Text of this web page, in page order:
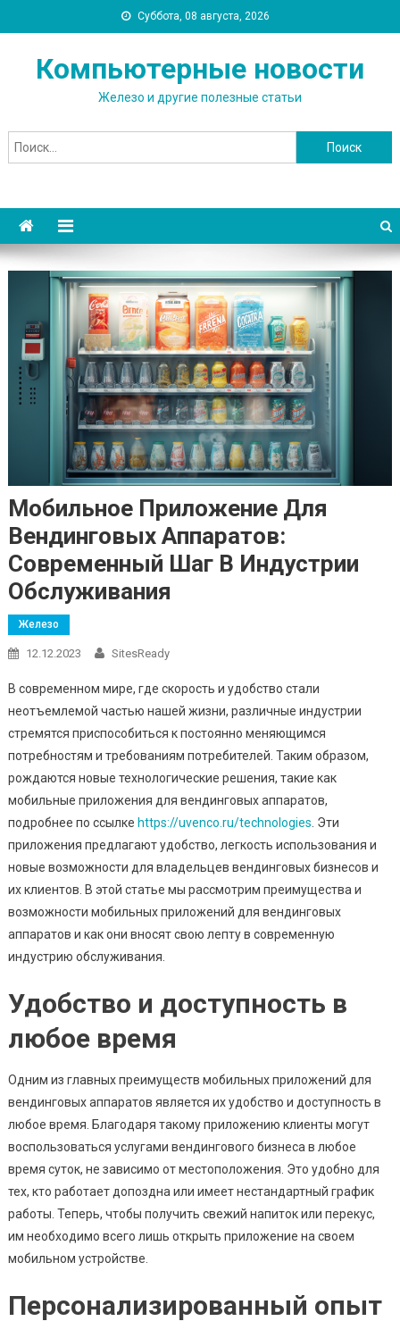
Суббота, 08 августа, 2026
Компьютерные новости
Железо и другие полезные статьи
Найти:
Мобильное Приложение Для
Вендинговых Аппаратов:
Современный Шаг В Индустрии
Обслуживания
Железо
12.12.2023 SitesReady
В современном мире, где скорость и удобство стали
неотъемлемой частью нашей жизни, различные индустрии
стремятся приспособиться к постоянно меняющимся
потребностям и требованиям потребителей. Таким образом,
рождаются новые технологические решения, такие как
мобильные приложения для вендинговых аппаратов,
подробнее по ссылке https://uvenco.ru/technologies . Эти
приложения предлагают удобство, легкость использования и
новые возможности для владельцев вендинговых бизнесов и
их клиентов. В этой статье мы рассмотрим преимущества и
возможности мобильных приложений для вендинговых
аппаратов и как они вносят свою лепту в современную
индустрию обслуживания.
Удобство и доступность в
любое время
Одним из главных преимуществ мобильных приложений для
вендинговых аппаратов является их удобство и доступность в
любое время. Благодаря такому приложению клиенты могут
воспользоваться услугами вендингового бизнеса в любое
время суток, не зависимо от местоположения. Это удобно для
тех, кто работает допоздна или имеет нестандартный график
работы. Теперь, чтобы получить свежий напиток или перекус,
им необходимо всего лишь открыть приложение на своем
мобильном устройстве.
Персонализированный опыт